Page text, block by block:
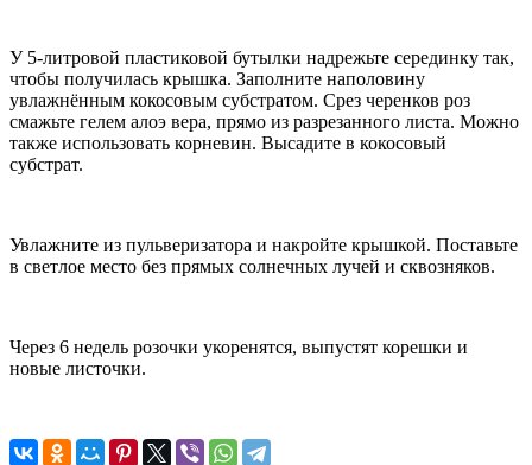
У 5-литровой пластиковой бутылки надрежьте серединку так,
чтобы получилась крышка. Заполните наполовину
увлажнённым кокосовым субстратом. Срез черенков роз
смажьте гелем алоэ вера, прямо из разрезанного листа. Можно
также использовать корневин. Высадите в кокосовый
субстрат.
Увлажните из пульверизатора и накройте крышкой. Поставьте
в светлое место без прямых солнечных лучей и сквозняков.
Через 6 недель розочки укоренятся, выпустят корешки и
новые листочки.